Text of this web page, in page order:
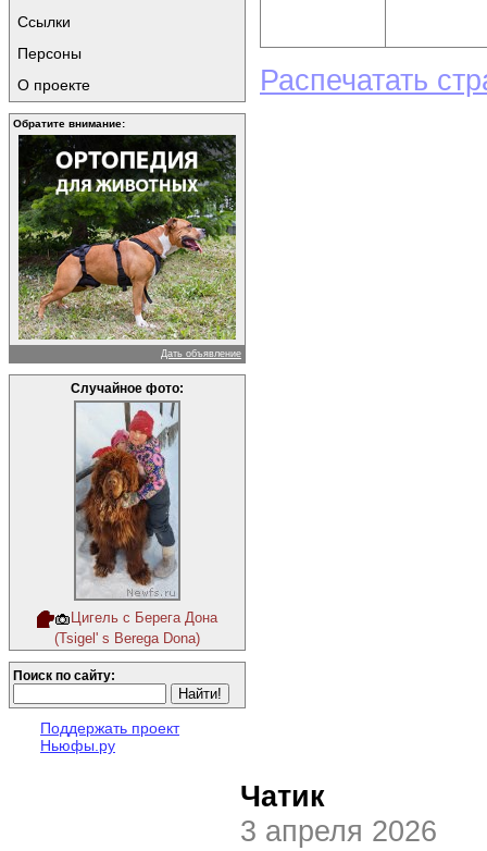
Ссылки
Персоны
О проекте
Обратите внимание:
Дать объявление
Случайное фото:
Цигель с Берега Дона
(Tsigel' s Berega Dona)
Поиск по сайту:
Поддержать проект
Ньюфы.ру
Распечатать
Чатик
3 апреля 2026